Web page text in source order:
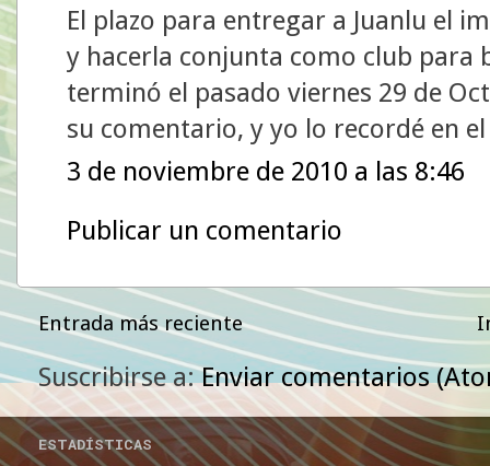
El plazo para entregar a Juanlu el
y hacerla conjunta como club para
terminó el pasado viernes 29 de
su comentario, y yo lo recordé en
3 de noviembre de 2010 a las 8:46
Publicar un comentario
Entrada más reciente
Suscribirse a:Enviar comentarios
ESTADÍSTICAS